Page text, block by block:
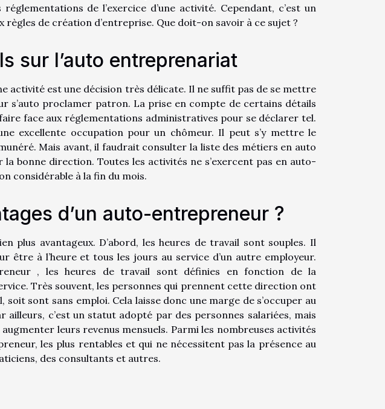
de l’exercice d’une activité. Cependant, c’est un
de création d’entreprise. Que doit-on savoir à ce sujet ?
sur l’auto entreprenariat
activité est une décision très délicate. Il ne suffit pas de se mettre
s’auto proclamer patron. La prise en compte de certains détails
face aux réglementations administratives pour se déclarer tel.
excellente occupation pour un chômeur. Il peut s’y mettre le
Mais avant, il faudrait consulter la liste des métiers en auto
bonne direction. Toutes les activités ne s’exercent pas en auto-
considérable à la fin du mois.
d’un auto-entrepreneur ?
plus avantageux. D’abord, les heures de travail sont souples. Il
être à l’heure et tous les jours au service d’un autre employeur.
, les heures de travail sont définies en fonction de la
Très souvent, les personnes qui prennent cette direction ont
sont sans emploi. Cela laisse donc une marge de s’occuper au
ailleurs, c’est un statut adopté par des personnes salariées, mais
leurs revenus mensuels. Parmi les nombreuses activités
les plus rentables et qui ne nécessitent pas la présence au
des consultants et autres.